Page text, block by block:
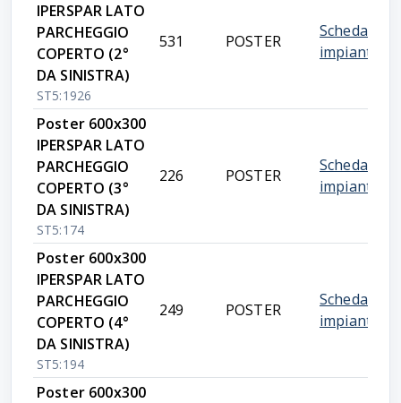
IPERSPAR LATO
PARCHEGGIO
COPERTO (2°
DA SINISTRA)
ST5:1926
531 POSTER
Scheda
impianto
Poster 600x300
IPERSPAR LATO
PARCHEGGIO
COPERTO (3°
DA SINISTRA)
ST5:174
226 POSTER
Scheda
impianto
Poster 600x300
IPERSPAR LATO
PARCHEGGIO
COPERTO (4°
DA SINISTRA)
ST5:194
249 POSTER
Scheda
impianto
Poster 600x300